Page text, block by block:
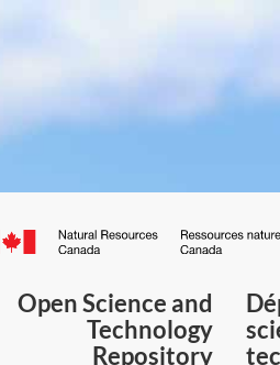
Open Science and
Technology
Repository